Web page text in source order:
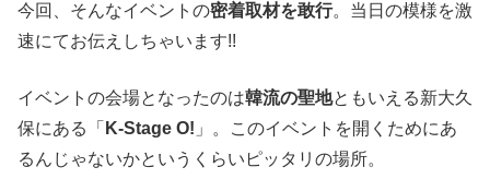
今回、そんなイベントの密着取材を敢行。当日の模様を激
速にてお伝えしちゃいます!!
イベントの会場となったのは韓流の聖地ともいえる新大久
保にある「 K-Stage O! 」。このイベントを開くためにあ
るんじゃないかというくらいピッタリの場所。